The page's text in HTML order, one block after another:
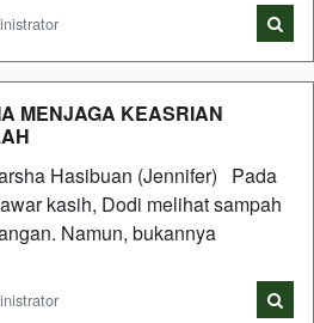
MENJAGA KEASRIAN
Hasibuan (Jennifer) Pada
kasih, Dodi melihat sampah
Namun, bukannya